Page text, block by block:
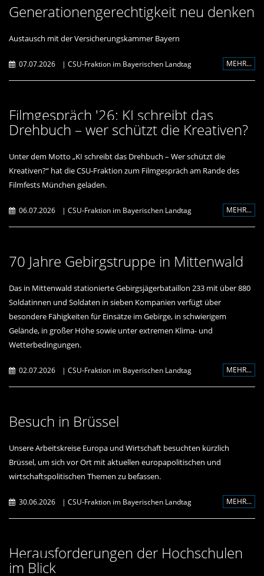
Generationengerechtigkeit neu denken
Austausch mit der Versicherungskammer Bayern
07.07.2026 | CSU-Fraktion im Bayerischen Landtag MEHR...
Filmgespräch '26: KI schreibt das
Drehbuch – wer schützt die Kreativen?
Unter dem Motto „KI schreibt das Drehbuch – Wer schützt die
Kreativen?“ hat die CSU-Fraktion zum Filmgespräch am Rande des
Filmfests München geladen.
06.07.2026 | CSU-Fraktion im Bayerischen Landtag MEHR...
70 Jahre Gebirgstruppe in Mittenwald
Das in Mittenwald stationierte Gebirgsjägerbataillon 233 mit über 880
Soldatinnen und Soldaten in sieben Kompanien verfügt über
besondere Fähigkeiten für Einsätze im Gebirge, in schwierigem
Gelände, in großer Höhe sowie unter extremen Klima- und
Wetterbedingungen.
02.07.2026 | CSU-Fraktion im Bayerischen Landtag MEHR...
Besuch in Brüssel
Unsere Arbeitskreise Europa und Wirtschaft besuchten kürzlich
Brüssel, um sich vor Ort mit aktuellen europapolitischen und
wirtschaftspolitischen Themen zu befassen.
30.06.2026 | CSU-Fraktion im Bayerischen Landtag MEHR...
Herausforderungen der Hochschulen
im Blick